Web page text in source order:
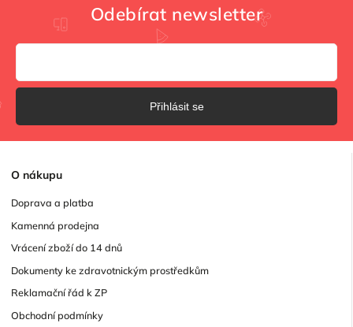
O nákupu
Doprava a platba
Kamenná prodejna
Vrácení zboží do 14 dnů
Dokumenty ke zdravotnickým prostředkům
Reklamační řád k ZP
Obchodní podmínky
Odebírat newsletter
Přihlásit se